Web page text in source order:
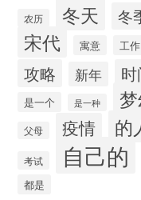
农历 冬天 冬
宋代 寓意 工作
攻略 新年 时
是一个 是一种
父母 疫情 的
考试 自己的
都是